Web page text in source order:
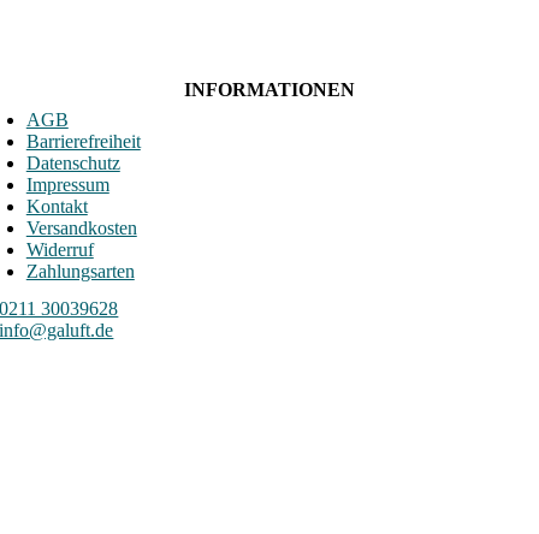
INFORMATIONEN
AGB
Barrierefreiheit
Datenschutz
Impressum
Kontakt
Versandkosten
Widerruf
Zahlungsarten
0211 30039628
info@galuft.de